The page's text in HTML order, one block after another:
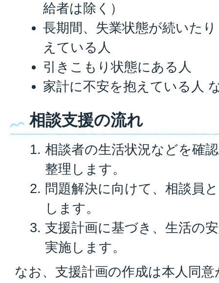
給者は除く）
長期間、失業状態が続いた
えている人
引きこもり状態にある人
家計に不安を抱えている人
相談支援の流れ
相談者の生活状況などを確
整理します。
問題解決に向けて、相談員
します。
支援計画に基づき、生活の
実施します。
なお、支援計画の作成は本人同